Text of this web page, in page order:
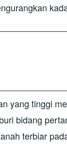
yang tinggi
bidang
terbiar